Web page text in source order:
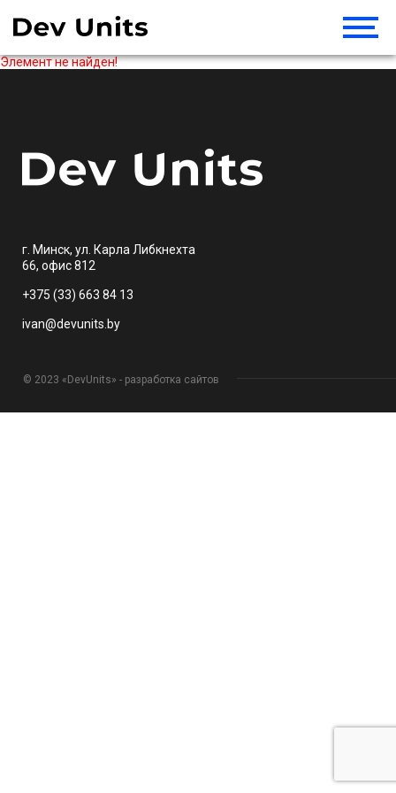
Элемент не найден!
г. Минск, ул. Карла Либкнехта
66, офис 812
+375 (33) 663 84 13
ivan@devunits.by
© 2023 «DevUnits» - разработка сайтов